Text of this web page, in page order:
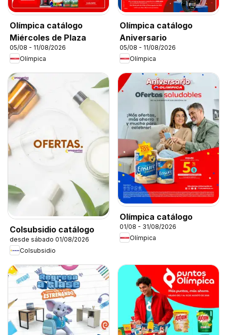
Olímpica catálogo
Miércoles de Plaza
05/08 - 11/08/2026
Olímpica
Olímpica catálogo
Aniversario
05/08 - 11/08/2026
Olímpica
Colsubsidio catálogo
desde sábado 01/08/2026
Colsubsidio
Olímpica catálogo
01/08 - 31/08/2026
Olímpica